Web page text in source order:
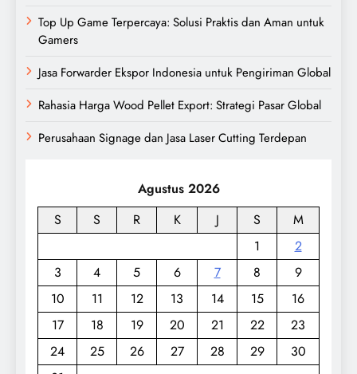
Top Up Game Terpercaya: Solusi Praktis dan Aman untuk
Gamers
Jasa Forwarder Ekspor Indonesia untuk Pengiriman Global
Rahasia Harga Wood Pellet Export: Strategi Pasar Global
Perusahaan Signage dan Jasa Laser Cutting Terdepan
Agustus 2026
S
S R K J S
M
1
2
3
4 5 6 7 8
9
10
11 12 13 14 15
16
17
18 19 20 21 22
23
24
25 26 27 28 29
30